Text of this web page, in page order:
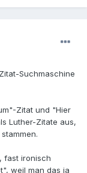
Suchmaschine
Zitat und "Hier
Luther-Zitate aus,
fast ironisch
weil man das ja